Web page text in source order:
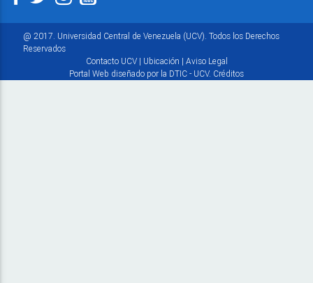
@ 2017. Universidad Central de Venezuela (UCV). Todos los Derechos
Reservados
Contacto UCV| Ubicación | Aviso Legal
Portal Web diseñado por la DTIC - UCV. Créditos